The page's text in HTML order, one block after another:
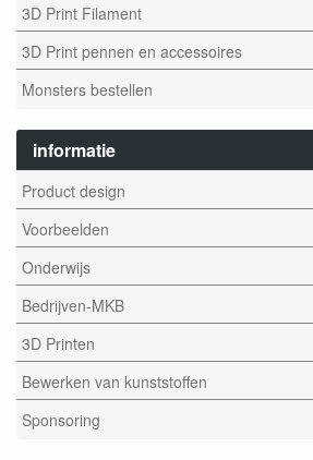
3D Print Filament
3D Print pennen en accessoires
Monsters bestellen
informatie
Product design
Voorbeelden
Onderwijs
Bedrijven-MKB
3D Printen
Bewerken van kunststoffen
Sponsoring